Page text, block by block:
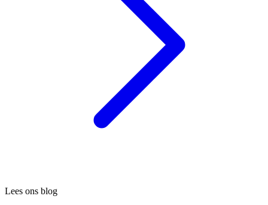
Lees ons blog